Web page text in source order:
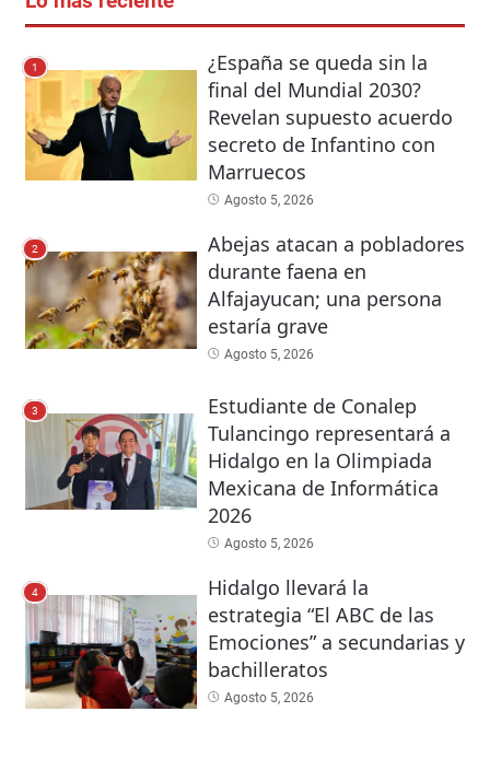
1
¿España se queda sin la
final del Mundial 2030?
Revelan supuesto acuerdo
secreto de Infantino con
Marruecos
Agosto 5, 2026
2
Abejas atacan a pobladores
durante faena en
Alfajayucan; una persona
estaría grave
Agosto 5, 2026
3
Estudiante de Conalep
Tulancingo representará a
Hidalgo en la Olimpiada
Mexicana de Informática
2026
Agosto 5, 2026
4
Hidalgo llevará la
estrategia “El ABC de las
Emociones” a secundarias y
bachilleratos
Agosto 5, 2026